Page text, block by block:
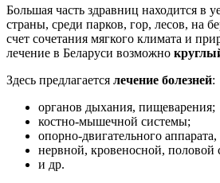
Большая часть здравниц находится в
страны, среди парков, гор, лесов, на
счет сочетания мягкого климата и
лечение в Беларуси возможно
Здесь предлагается лечение болезней:
органов дыхания, пищеварения;
костно-мышечной системы;
опорно-двигательного аппарата,
нервной, кровеносной, половой
и др.